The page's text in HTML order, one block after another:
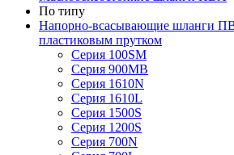
По типу
Напорно-всасывающие шланги
пластиковым прутком
Серия 100SM
Серия 900MB
Серия 1610N
Серия 1610L
Серия 1500S
Серия 1200S
Серия 700N